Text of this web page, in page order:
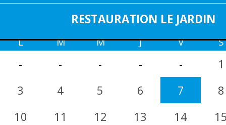
RESTAURATION LE JARDIN
RÉINITIALISER
AOÛT 2026
L
M M J V S
- - - - -
1
3
4 5 6 7
8
10
11 12 13 14